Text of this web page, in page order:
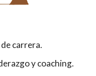
carrera.
y coaching.